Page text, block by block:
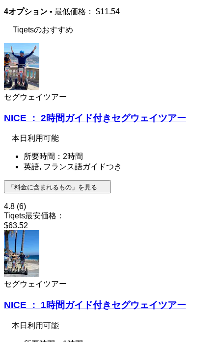
4オプション • 最低価格： $11.54
Tiqetsのおすすめ
セグウェイツアー
NICE ： 2時間ガイド付きセグウェイツアー
本日利用可能
所要時間：2時間
英語, フランス語ガイドつき
「料金に含まれるもの」を見る
4.8 (6)
Tiqets最安価格：
$63.52
セグウェイツアー
NICE ： 1時間ガイド付きセグウェイツアー
本日利用可能